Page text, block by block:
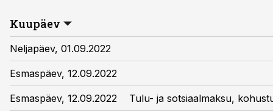
Kuupäev
Neljapäev, 01.09.2022
Esmaspäev, 12.09.2022
Esmaspäev, 12.09.2022 Tulu- ja sotsiaalmaksu,